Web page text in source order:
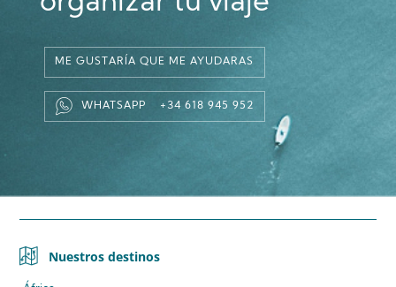
ME GUSTARÍA QUE ME AYUDARAS
WHATSAPP +34 618 945 952
Nuestros destinos